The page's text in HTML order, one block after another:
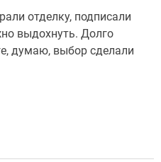
отделку, подписали
выдохнуть. Долго
думаю, выбор сделали